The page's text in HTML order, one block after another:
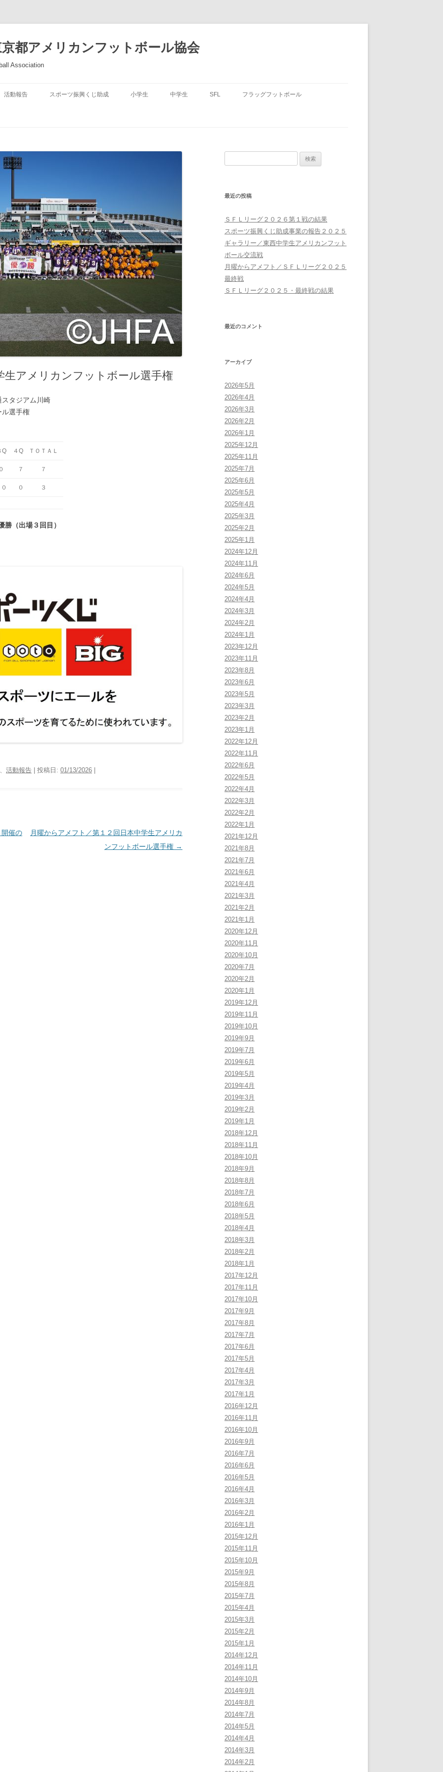
都アメリカンフットボール協会
Association
活動報告 スポーツ振興くじ助成 小学生 中学生 SFL フラッグフットボール
生アメリカンフットボール選手権
スタジアム川崎
ル選手権
Q ４Q ＴＯＴＡＬ
０ ７ ７
０ ３
（出場３回目）
活動報告 | 投稿日: 01/13/2026 |
催の
月曜からアメフト／第１２回日本中学生アメリカ
ンフットボール選手権 →
最近の投稿
ＳＦＬリーグ２０２６第１戦の結果
スポーツ振興くじ助成事業の報告２０２５
ギャラリー／東西中学生アメリカンフット
ボール交流戦
月曜からアメフト／ＳＦＬリーグ２０２５
最終戦
ＳＦＬリーグ２０２５・最終戦の結果
最近のコメント
アーカイブ
2026年5月
2026年4月
2026年3月
2026年2月
2026年1月
2025年12月
2025年11月
2025年7月
2025年6月
2025年5月
2025年4月
2025年3月
2025年2月
2025年1月
2024年12月
2024年11月
2024年6月
2024年5月
2024年4月
2024年3月
2024年2月
2024年1月
2023年12月
2023年11月
2023年8月
2023年6月
2023年5月
2023年3月
2023年2月
2023年1月
2022年12月
2022年11月
2022年6月
2022年5月
2022年4月
2022年3月
2022年2月
2022年1月
2021年12月
2021年8月
2021年7月
2021年6月
2021年4月
2021年3月
2021年2月
2021年1月
2020年12月
2020年11月
2020年10月
2020年7月
2020年2月
2020年1月
2019年12月
2019年11月
2019年10月
2019年9月
2019年7月
2019年6月
2019年5月
2019年4月
2019年3月
2019年2月
2019年1月
2018年12月
2018年11月
2018年10月
2018年9月
2018年8月
2018年7月
2018年6月
2018年5月
2018年4月
2018年3月
2018年2月
2018年1月
2017年12月
2017年11月
2017年10月
2017年9月
2017年8月
2017年7月
2017年6月
2017年5月
2017年4月
2017年3月
2017年1月
2016年12月
2016年11月
2016年10月
2016年9月
2016年7月
2016年6月
2016年5月
2016年4月
2016年3月
2016年2月
2016年1月
2015年12月
2015年11月
2015年10月
2015年9月
2015年8月
2015年7月
2015年4月
2015年3月
2015年2月
2015年1月
2014年12月
2014年11月
2014年10月
2014年9月
2014年8月
2014年7月
2014年5月
2014年4月
2014年3月
2014年2月